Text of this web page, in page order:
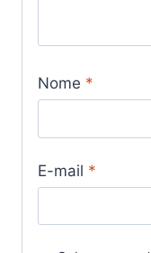
Nome *
E-mail *